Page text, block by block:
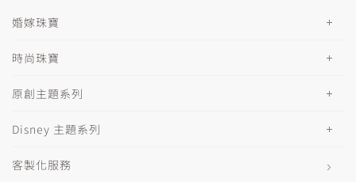
婚嫁珠寶
時尚珠寶
原創主題系列
Disney 主題系列
客製化服務